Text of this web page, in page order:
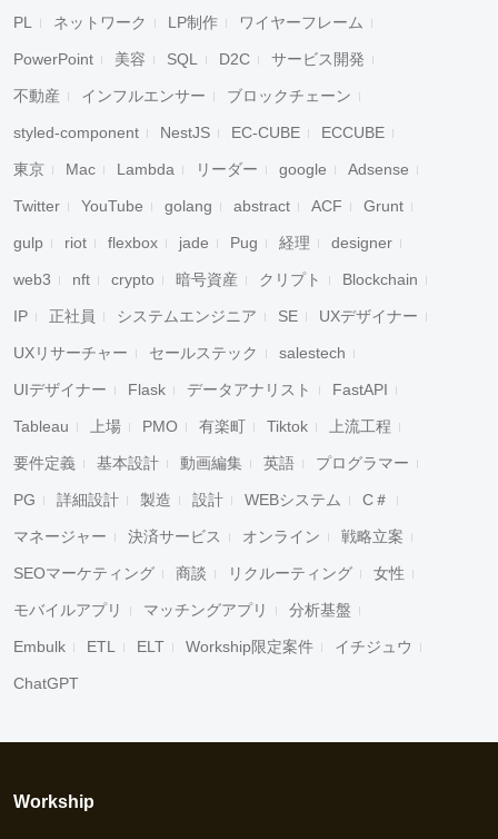
PL ネットワーク LP制作 ワイヤーフレーム
PowerPoint 美容 SQL D2C サービス開発
不動産 インフルエンサー ブロックチェーン
styled-component NestJS EC-CUBE ECCUBE
東京 Mac Lambda リーダー google Adsense
Twitter YouTube golang abstract ACF Grunt
gulp riot flexbox jade Pug 経理 designer
web3 nft crypto 暗号資産 クリプト Blockchain
IP 正社員 システムエンジニア SE UXデザイナー
UXリサーチャー セールステック salestech
UIデザイナー Flask データアナリスト FastAPI
Tableau 上場 PMO 有楽町 Tiktok 上流工程
要件定義 基本設計 動画編集 英語 プログラマー
PG 詳細設計 製造 設計 WEBシステム C＃
マネージャー 決済サービス オンライン 戦略立案
SEOマーケティング 商談 リクルーティング 女性
モバイルアプリ マッチングアプリ 分析基盤
Embulk ETL ELT Workship限定案件 イチジュウ
ChatGPT
Workship